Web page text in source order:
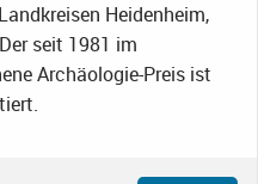
Heidenheim,
seit 1981 im
Archäologie-Preis ist